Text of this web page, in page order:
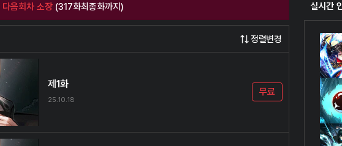
실시간
다음회차 소장 (317화최종화까지)
정렬변경
제1화
25.10.18
무료